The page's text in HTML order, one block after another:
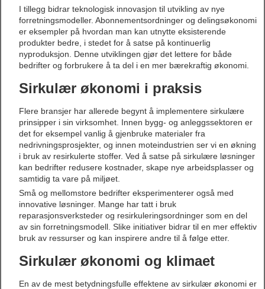
I tillegg bidrar teknologisk innovasjon til utvikling av nye
forretningsmodeller. Abonnementsordninger og delingsøkonomi
er eksempler på hvordan man kan utnytte eksisterende
produkter bedre, i stedet for å satse på kontinuerlig
nyproduksjon. Denne utviklingen gjør det lettere for både
bedrifter og forbrukere å ta del i en mer bærekraftig økonomi.
Sirkulær økonomi i praksis
Flere bransjer har allerede begynt å implementere sirkulære
prinsipper i sin virksomhet. Innen bygg- og anleggssektoren er
det for eksempel vanlig å gjenbruke materialer fra
nedrivningsprosjekter, og innen moteindustrien ser vi en økning
i bruk av resirkulerte stoffer. Ved å satse på sirkulære løsninger
kan bedrifter redusere kostnader, skape nye arbeidsplasser og
samtidig ta vare på miljøet.
Små og mellomstore bedrifter eksperimenterer også med
innovative løsninger. Mange har tatt i bruk
reparasjonsverksteder og resirkuleringsordninger som en del
av sin forretningsmodell. Slike initiativer bidrar til en mer effektiv
bruk av ressurser og kan inspirere andre til å følge etter.
Sirkulær økonomi og klimaet
En av de mest betydningsfulle effektene av sirkulær økonomi er